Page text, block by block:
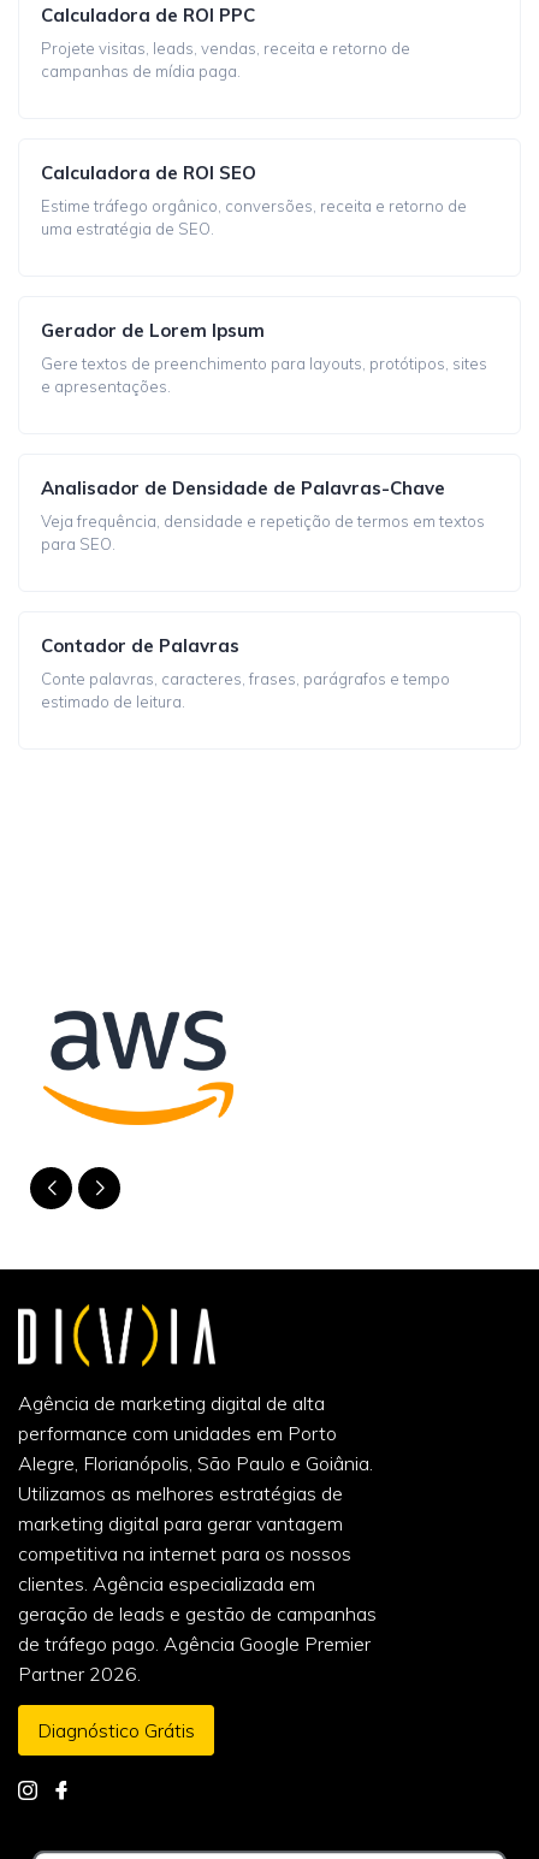
Calculadora de ROI PPC
Projete visitas, leads, vendas, receita e retorno de
campanhas de mídia paga.
Calculadora de ROI SEO
Estime tráfego orgânico, conversões, receita e retorno de
uma estratégia de SEO.
Gerador de Lorem Ipsum
Gere textos de preenchimento para layouts, protótipos, sites
e apresentações.
Analisador de Densidade de Palavras-Chave
Veja frequência, densidade e repetição de termos em textos
para SEO.
Contador de Palavras
Conte palavras, caracteres, frases, parágrafos e tempo
estimado de leitura.
Agência de marketing digital de alta
performance com unidades em Porto
Alegre, Florianópolis, São Paulo e Goiânia.
Utilizamos as melhores estratégias de
marketing digital para gerar vantagem
competitiva na internet para os nossos
clientes. Agência especializada em
geração de leads e gestão de campanhas
de tráfego pago. Agência Google Premier
Partner 2026.
Diagnóstico Grátis